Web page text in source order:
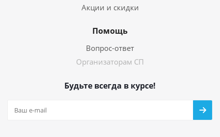
Акции и скидки
Помощь
Вопрос-ответ
Организаторам СП
Будьте всегда в курсе!